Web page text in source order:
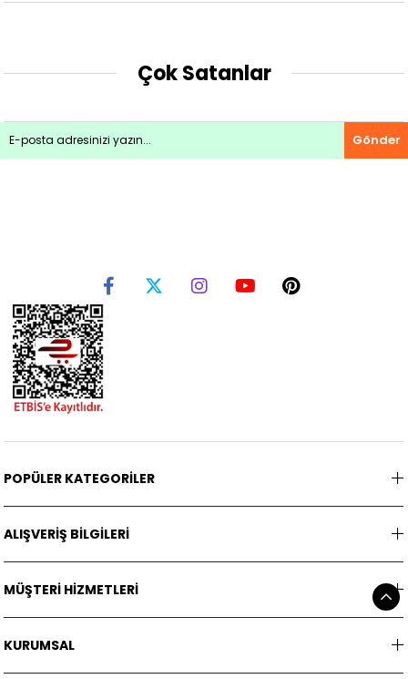
Çok Satanlar
Gönder
POPÜLER KATEGORİLER
ALIŞVERİŞ BİLGİLERİ
MÜŞTERİ HİZMETLERİ
KURUMSAL